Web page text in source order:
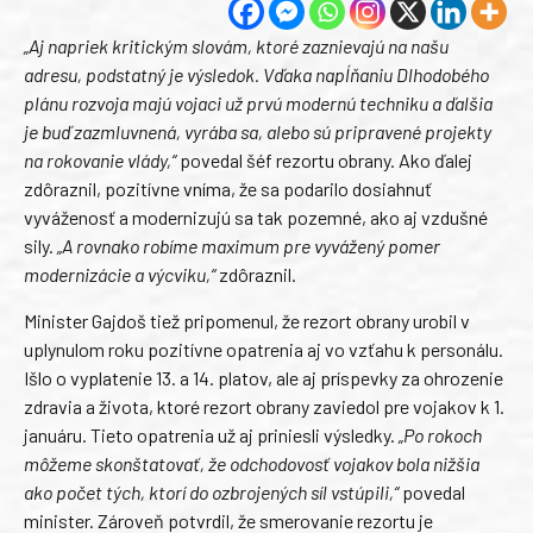
„Aj napriek kritickým slovám, ktoré zaznievajú na našu
adresu, podstatný je výsledok. Vďaka napĺňaniu Dlhodobého
plánu rozvoja majú vojaci už prvú modernú techniku a ďalšia
je buď zazmluvnená, vyrába sa, alebo sú pripravené projekty
na rokovanie vlády,“povedal šéf rezortu obrany. Ako ďalej
zdôraznil, pozitívne vníma, že sa podarilo dosiahnuť
vyváženosť a modernizujú sa tak pozemné, ako aj vzdušné
sily. „A rovnako robíme maximum pre vyvážený pomer
modernizácie a výcviku,“zdôraznil.
Minister Gajdoš tiež pripomenul, že rezort obrany urobil v
uplynulom roku pozitívne opatrenia aj vo vzťahu k personálu.
Išlo o vyplatenie 13. a 14. platov, ale aj príspevky za ohrozenie
zdravia a života, ktoré rezort obrany zaviedol pre vojakov k 1.
januáru. Tieto opatrenia už aj priniesli výsledky. „Po rokoch
môžeme skonštatovať, že odchodovosť vojakov bola nižšia
ako počet tých, ktorí do ozbrojených síl vstúpili,“povedal
minister. Zároveň potvrdil, že smerovanie rezortu je